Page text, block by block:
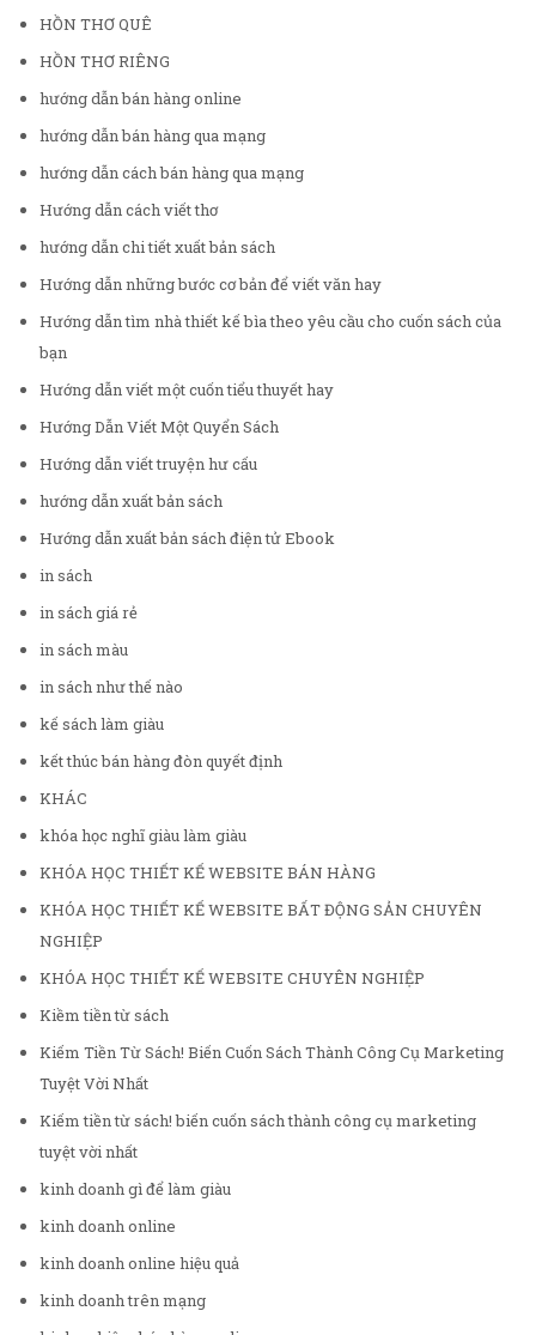
HỒN THƠ QUÊ
HỒN THƠ RIÊNG
hướng dẫn bán hàng online
hướng dẫn bán hàng qua mạng
hướng dẫn cách bán hàng qua mạng
Hướng dẫn cách viết thơ
hướng dẫn chi tiết xuất bản sách
Hướng dẫn những bước cơ bản để viết văn hay
Hướng dẫn tìm nhà thiết kế bìa theo yêu cầu cho cuốn sách của
bạn
Hướng dẫn viết một cuốn tiểu thuyết hay
Hướng Dẫn Viết Một Quyển Sách
Hướng dẫn viết truyện hư cấu
hướng dẫn xuất bản sách
Hướng dẫn xuất bản sách điện tử Ebook
in sách
in sách giá rẻ
in sách màu
in sách như thế nào
kế sách làm giàu
kết thúc bán hàng đòn quyết định
KHÁC
khóa học nghĩ giàu làm giàu
KHÓA HỌC THIẾT KẾ WEBSITE BÁN HÀNG
KHÓA HỌC THIẾT KẾ WEBSITE BẤT ĐỘNG SẢN CHUYÊN
NGHIỆP
KHÓA HỌC THIẾT KẾ WEBSITE CHUYÊN NGHIỆP
Kiềm tiền từ sách
Kiếm Tiền Từ Sách! Biến Cuốn Sách Thành Công Cụ Marketing
Tuyệt Vời Nhất
Kiếm tiền từ sách! biến cuốn sách thành công cụ marketing
tuyệt vời nhất
kinh doanh gì để làm giàu
kinh doanh online
kinh doanh online hiệu quả
kinh doanh trên mạng